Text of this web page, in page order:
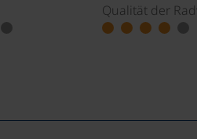
Qualität der